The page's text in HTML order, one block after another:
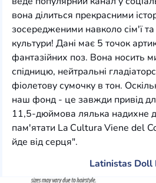
вона ділиться прекрасними
зосередженими навколо сім'ї та
культури! Дані має 5 точок
фантазійних поз. Вона носить
спідницю, нейтральні
фіолетову сумочку в тон.
наш фонд - це завжди привід
11,5-дюймова лялька надихне
пам'ятати La Cultura Viene del
йде від серця".
Latinistas Doll